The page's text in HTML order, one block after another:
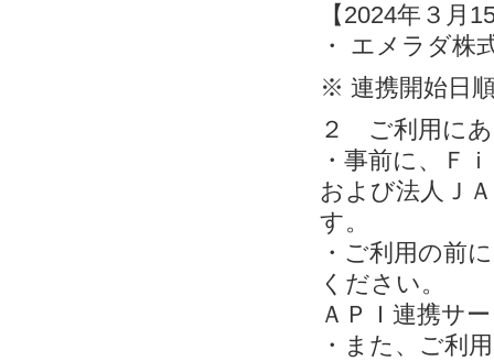
【2024年３月
・ エメラダ株
※ 連携開始日
２ ご利用に
・事前に、Ｆ
および法人Ｊ
す。
・ご利用の前
ください。
ＡＰＩ連携サ
・また、ご利